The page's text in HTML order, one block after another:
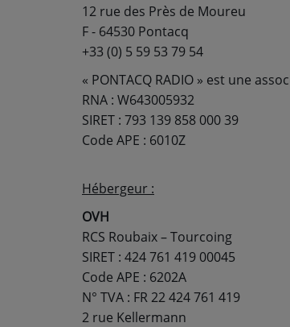
NOS PROGRAMMES COURTS
ARCHIVES - SAISONS PASSÉES
VOS ÉMISSIONS EN IMAGES
VOTRE PUBLICITÉ SUR PONTACQ RADIO
LOCATION DE STUDIOS
ÉDUCATION AUX MÉDIAS ET À
L'INFORMATION
EN QUOI ÇA CONSISTE ?
12 rue des Près de Moureu
F - 64530 Pontacq
+33 (0) 5 59 53 79 54
« PONTACQ RADIO » est une
RNA : W643005932
SIRET : 793 139 858 000 39
Code APE : 6010Z
Hébergeur :
OVH
RCS Roubaix – Tourcoing
SIRET : 424 761 419 00045
Code APE : 6202A
N° TVA : FR 22 424 761 419
2 rue Kellermann